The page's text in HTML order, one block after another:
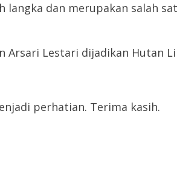
langka dan merupakan salah
Arsari Lestari dijadikan Hutan
perhatian. Terima kasih.